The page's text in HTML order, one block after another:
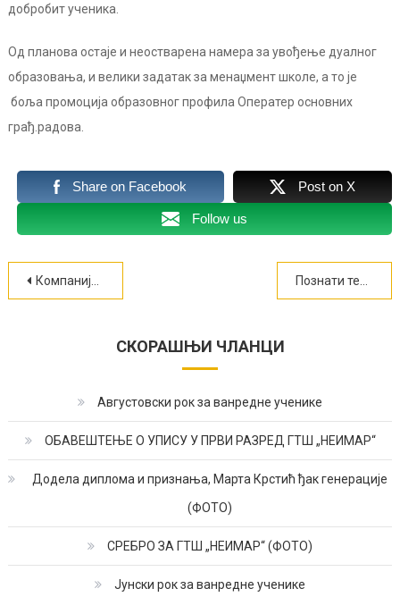
добробит ученика.
Од планова остаје и неостварена намера за увођење дуалног
образовања, и велики задатак за менаџмент школе, а то је
боља промоција образовног профила Оператер основних
грађ.радова.
Share on Facebook Post on X
Follow us
Кретање
Компанија НИС подржала пројекат унапређења онлајн наставе у ГТШ Неимар
СКОРАШЊИ ЧЛАНЦИ
Августовски рок за ванредне ученике
ОБАВЕШТЕЊЕ О УПИСУ У ПРВИ РАЗРЕД ГТШ „НЕИМАР“
Додела диплома и признања, Марта Крстић ђак генерације
(ФОТО)
СРЕБРО ЗА ГТШ „НЕИМАР“ (ФОТО)
Јунски рок за ванредне ученике